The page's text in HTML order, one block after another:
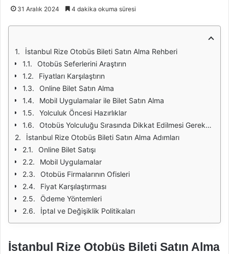
31 Aralık 2024 4 dakika okuma süresi
İstanbul Rize Otobüs Bileti Satın Alma Rehberi
Otobüs Seferlerini Araştırın
Fiyatları Karşılaştırın
Online Bilet Satın Alma
Mobil Uygulamalar ile Bilet Satın Alma
Yolculuk Öncesi Hazırlıklar
Otobüs Yolculuğu Sırasında Dikkat Edilmesi Gerekenler
İstanbul Rize Otobüs Bileti Satın Alma Adımları
Online Bilet Satışı
Mobil Uygulamalar
Otobüs Firmalarının Ofisleri
Fiyat Karşılaştırması
Ödeme Yöntemleri
İptal ve Değişiklik Politikaları
İstanbul Rize Otobüs Bileti Satın Alma